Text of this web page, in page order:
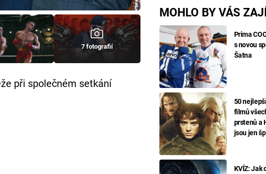
MOHLO BY VÁS
Prima
s novou
Šatna
50
filmů
prstenů a
jsou jen
KVÍZ: Jak
7 fotografií
při společném setkání